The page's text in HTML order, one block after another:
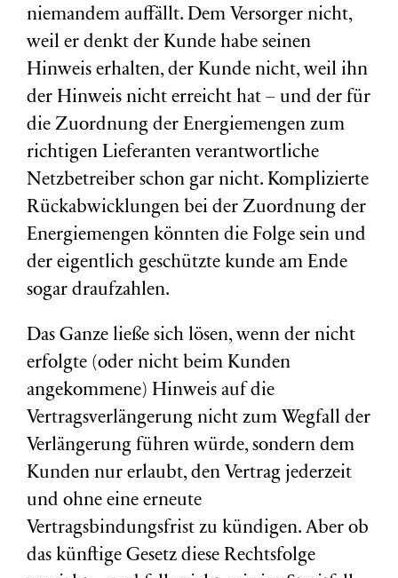
niemandem auffällt. Dem Versorger nicht,
weil er denkt der Kunde habe seinen
Hinweis erhalten, der Kunde nicht, weil ihn
der Hinweis nicht erreicht hat – und der für
die Zuordnung der Energiemengen zum
richtigen Lieferanten verantwortliche
Netzbetreiber schon gar nicht. Komplizierte
Rückabwicklungen bei der Zuordnung der
Energiemengen könnten die Folge sein und
der eigentlich geschützte kunde am Ende
sogar draufzahlen.
Das Ganze ließe sich lösen, wenn der nicht
erfolgte (oder nicht beim Kunden
angekommene) Hinweis auf die
Vertragsverlängerung nicht zum Wegfall der
Verlängerung führen würde, sondern dem
Kunden nur erlaubt, den Vertrag jederzeit
und ohne eine erneute
Vertragsbindungsfrist zu kündigen. Aber ob
das künftige Gesetz diese Rechtsfolge